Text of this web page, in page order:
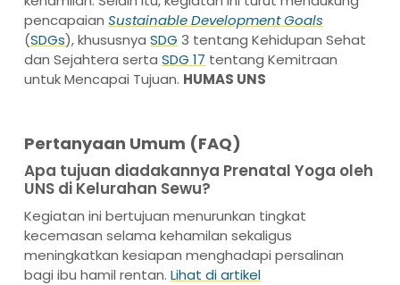
pencapaian Sustainable Development Goals
(SDGs), khususnya SDG 3 tentang Kehidupan Sehat
dan Sejahtera serta SDG 17 tentang Kemitraan
untuk Mencapai Tujuan. HUMAS UNS
Pertanyaan Umum (FAQ)
Apa tujuan diadakannya Prenatal Yoga oleh
UNS di Kelurahan Sewu?
Kegiatan ini bertujuan menurunkan tingkat
kecemasan selama kehamilan sekaligus
meningkatkan kesiapan menghadapi persalinan
bagi ibu hamil rentan. Lihat di artikel